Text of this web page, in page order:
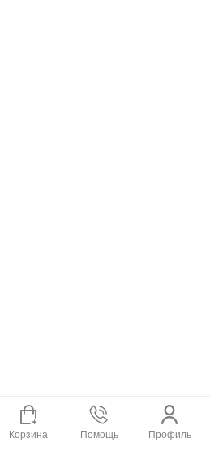
Корзина Помощь Профиль